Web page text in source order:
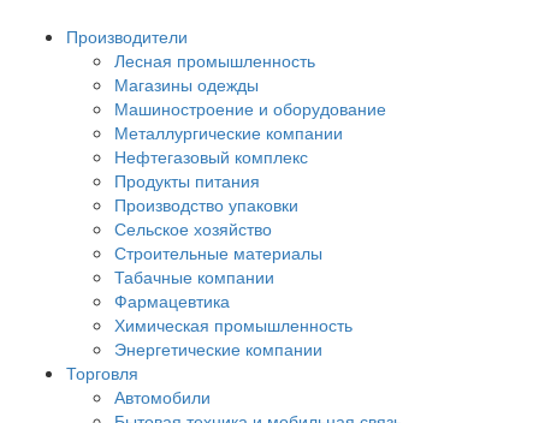
Производители
Лесная промышленность
Магазины одежды
Машиностроение и оборудование
Металлургические компании
Нефтегазовый комплекс
Продукты питания
Производство упаковки
Сельское хозяйство
Строительные материалы
Табачные компании
Фармацевтика
Химическая промышленность
Энергетические компании
Торговля
Автомобили